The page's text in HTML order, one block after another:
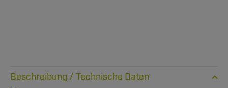
Technische Daten